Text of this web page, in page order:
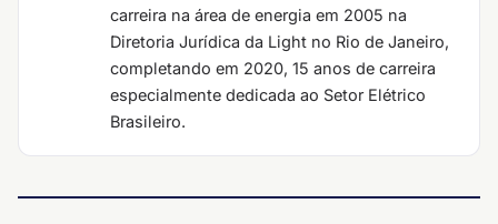
carreira na área de energia em 2005 na
Diretoria Jurídica da Light no Rio de Janeiro,
completando em 2020, 15 anos de carreira
especialmente dedicada ao Setor Elétrico
Brasileiro.